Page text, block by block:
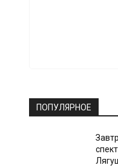
ПОПУЛЯРНОЕ